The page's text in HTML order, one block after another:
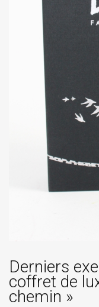
Derniers
coffret de
chemin »